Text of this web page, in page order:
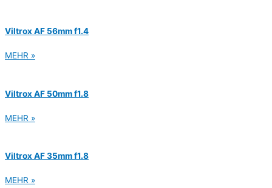
Viltrox AF 56mm f1.4
MEHR »
Viltrox AF 50mm f1.8
MEHR »
Viltrox AF 35mm f1.8
MEHR »